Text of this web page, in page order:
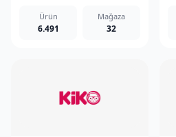
Ürün
6.491
Mağaza
32